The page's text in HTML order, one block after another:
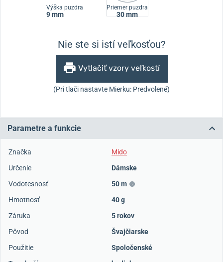
Výška puzdra
9 mm
Priemer puzdra
30 mm
Nie ste si istí veľkosťou?
Vytlačiť vzory veľkostí
(Pri tlači nastavte Mierku: Predvolené)
Parametre a funkcie
Značka
Mido
Určenie
Dámske
Vodotesnosť
50 m
Hmotnosť
40 g
Záruka
5 rokov
Pôvod
Švajčiarske
Použitie
Spoločenské